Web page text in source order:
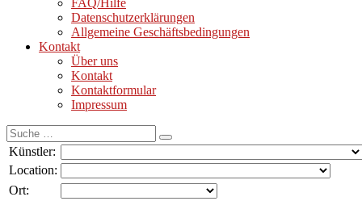
FAQ/Hilfe
Datenschutzerklärungen
Allgemeine Geschäftsbedingungen
Kontakt
Über uns
Kontakt
Kontaktformular
Impressum
Suche
nach:
Künstler:
Location:
Ort: